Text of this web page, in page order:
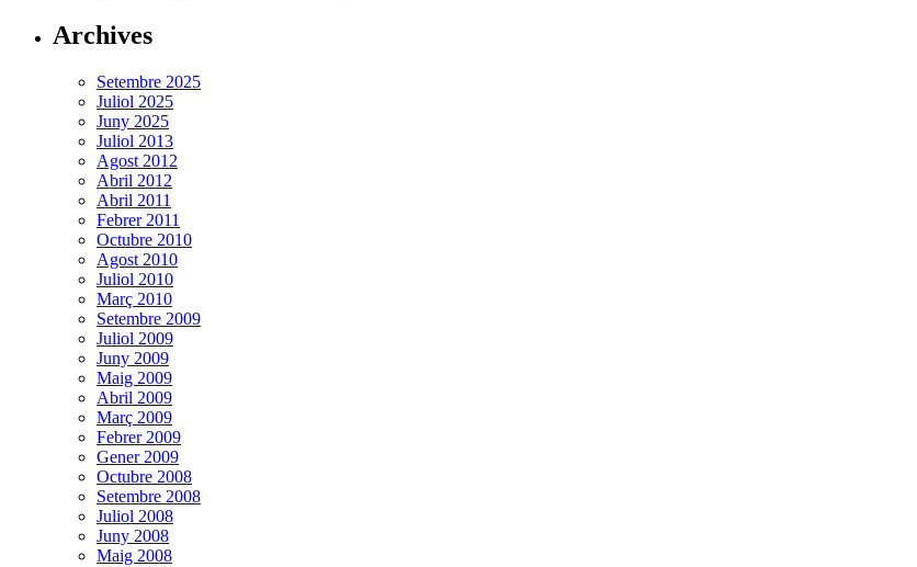
Archives
Setembre 2025
Juliol 2025
Juny 2025
Juliol 2013
Agost 2012
Abril 2012
Abril 2011
Febrer 2011
Octubre 2010
Agost 2010
Juliol 2010
Març 2010
Setembre 2009
Juliol 2009
Juny 2009
Maig 2009
Abril 2009
Març 2009
Febrer 2009
Gener 2009
Octubre 2008
Setembre 2008
Juliol 2008
Juny 2008
Maig 2008